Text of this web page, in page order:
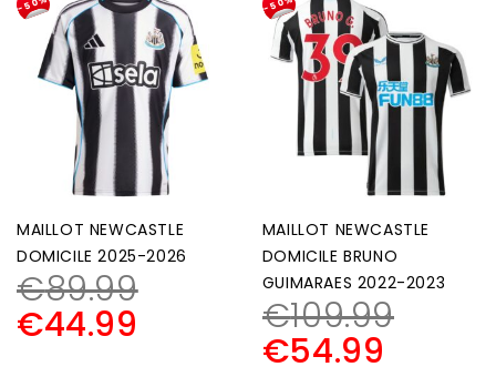
MAILLOT NEWCASTLE
DOMICILE 2025-2026
€89.99
€44.99
MAILLOT NEWCASTLE
DOMICILE BRUNO
GUIMARAES 2022-2023
€109.99
€54.99